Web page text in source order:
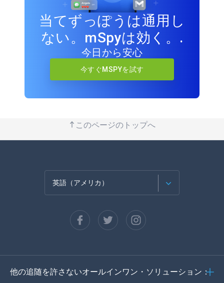
当てずっぽうは通用し
ない。mSpyは効く。.
今日から安心
今すぐMSPYを試す
このページのトップへ
英語（アメリカ）
スペイン語
ドイツ語
他の追随を許さないオールインワン・ソリューション：